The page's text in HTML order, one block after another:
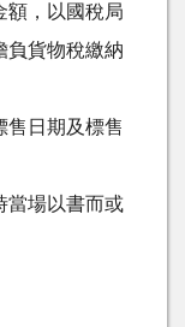
額，以國稅局
負貨物稅繳納
售日期及標售
當場以書而或